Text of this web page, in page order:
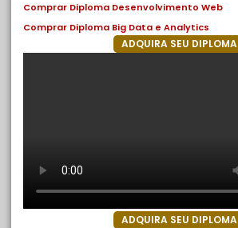
Comprar Diploma Desenvolvimento Web
Comprar Diploma Big Data e Analytics
ADQUIRA SEU DIPLOMA
ADQUIRA SEU DIPLOMA